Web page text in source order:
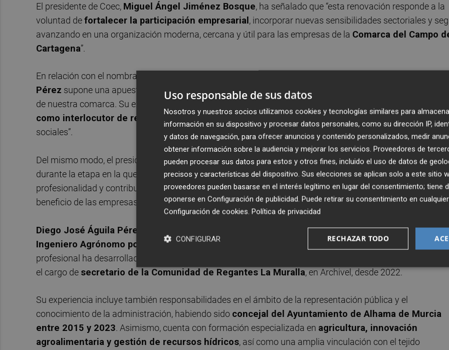
El presidente de Coec, Miguel Ángel Jiménez Bosque, ha señalado que “esta renovación responde a la
voluntad defortalecer la participación empresarial, incorporar nuevas sensibilidades sectoriales y
avanzando en una organización moderna, cercana y útil para las empresas de la Comarca del Campo
Cartagena”.
En relación con el nombramiento del nuevo secretario general, ha destacado que “
Pérez supone una apuesta por el talento, la capacidad de gestión y el compromiso con el tejido
de nuestra comarca. Su experiencia y conocimiento contribuirán a seguir fortaleciendo el papel de
como interlocutor de referencia de las empresas
ante las distintas administraciones y agentes
sociales”.
Del mismo modo, el presidente ha querido reconocer la labor desarrollada porCarlos Bernabé Pérez
durante la etapa en la que ha desempeñado la Secretaría General, agradeciendo su dedicación,
profesionalidad y contribución al crecimiento de la institución y a la puesta en marcha de iniciativas en
beneficio de las empresas de la
Comarca del Campo de Cartagena.
Diego José Águila Pérez
, especialidad en Industrias Agrarias, e
Ingeniero Agrónomo por la Universidad Politécnica de Cartagena
. A lo largo de su trayectoria
profesional ha desarrollado su actividad en el ámbito agrícola y la gestión empresarial. Además,
el cargo de secretario de la Comunidad de Regantes La Muralla, en Archivel, desde 2022.
Su experiencia incluye también responsabilidades en el ámbito de la representación pública y el
conocimiento de la administración, habiendo sido concejal del Ayuntamiento de Alhama de Murcia
entre 2015 y 2023. Asimismo, cuenta con formación especializada en agricultura, innovación
agroalimentaria y gestión de recursos hídricos, así como una amplia vinculación con el tejido
Uso responsable de sus datos
Nosotros y nuestros socios utilizamos cookies y tecnologías similares para
información en su dispositivo y procesar datos personales, como su dirección IP,
y datos de navegación, para ofrecer anuncios y contenido personalizados, medir
obtener información sobre la audiencia y mejorar los servicios. Proveedores de
pueden procesar sus datos para estos y otros fines, incluido el uso de datos de
precisos y características del dispositivo. Sus elecciones se aplican solo a este sitio
proveedores pueden basarse en el interés legítimo en lugar del consentimiento; tiene
oponerse en Configuración de publicidad. Puede retirar su consentimiento en
Configuración de cookies. Política de privacidad
RECHAZAR TODO
CONFIGURAR